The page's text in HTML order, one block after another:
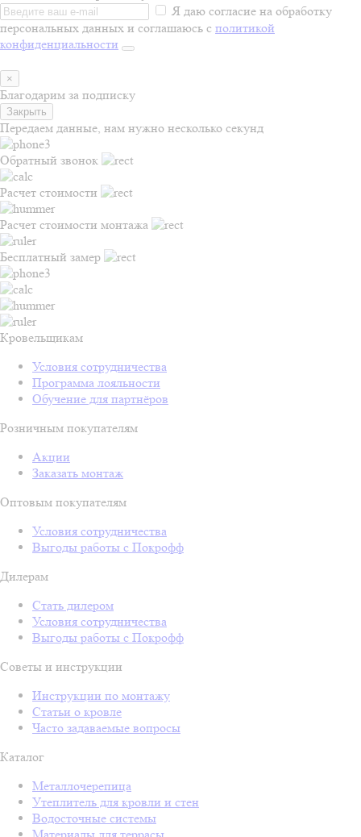
Я даю согласие на обработку
персональных данных и соглашаюсь с политикой
конфиденциальности
×
Благодарим за подписку
Закрыть
Передаем данные, нам нужно несколько секунд
Обратный звонок
Расчет стоимости
Расчет стоимости монтажа
Бесплатный замер
Кровельщикам
Условия сотрудничества
Программа лояльности
Обучение для партнёров
Розничным покупателям
Акции
Заказать монтаж
Оптовым покупателям
Условия сотрудничества
Выгоды работы с Покрофф
Дилерам
Стать дилером
Условия сотрудничества
Выгоды работы с Покрофф
Советы и инструкции
Инструкции по монтажу
Статьи о кровле
Часто задаваемые вопросы
Каталог
Металлочерепица
Утеплитель для кровли и стен
Водосточные системы